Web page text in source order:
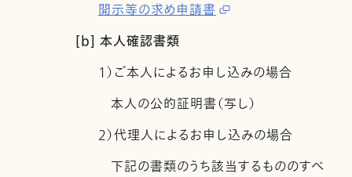
開示等の求め申請書
[b] 本人確認書類
1）ご本人によるお申し込みの場合
本人の公的証明書（写し）
2）代理人によるお申し込みの場合
下記の書類のうち該当するもののすべ